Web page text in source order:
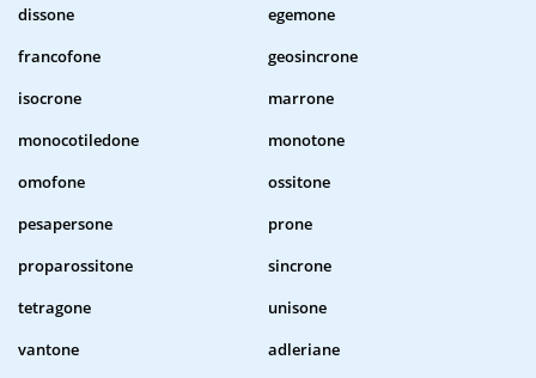
dissone
egemone
francofone
geosincrone
isocrone
marrone
monocotiledone
monotone
omofone
ossitone
pesapersone
prone
proparossitone
sincrone
tetragone
unisone
vantone
adleriane